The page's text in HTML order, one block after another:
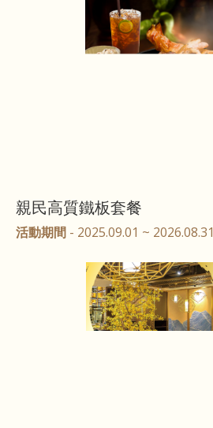
親民高質鐵板套餐
活動期間 - 2025.09.01 ~ 2026.08.31